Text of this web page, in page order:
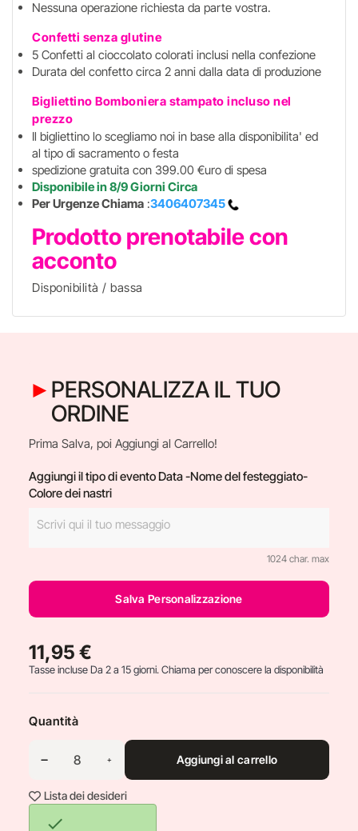
Nessuna operazione richiesta da parte vostra.
Confetti senza glutine
5 Confetti al cioccolato colorati inclusi nella confezione
Durata del confetto circa 2 anni dalla data di produzione
Bigliettino Bomboniera stampato incluso nel
prezzo
Il bigliettino lo scegliamo noi in base alla disponibilita' ed
al tipo di sacramento o festa
spedizione gratuita con 399.00 €uro di spesa
Disponibile in 8/9 Giorni Circa
Per Urgenze Chiama :3406407345
Prodotto prenotabile con
acconto
Disponibilità / bassa
PERSONALIZZA IL TUO
ORDINE
Prima Salva, poi Aggiungi al Carrello!
Aggiungi il tipo di evento Data -Nome del festeggiato-
Colore dei nastri
1024 char. max
Salva Personalizzazione
11,95 €
Tasse incluseDa 2 a 15 giorni. Chiama per conoscere la disponibilità
Quantità
Aggiungi al carrello
Lista dei desideri
